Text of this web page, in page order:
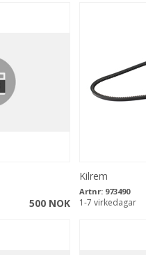
500 NOK
Kilrem
Artnr: 973490
1-7 virkedagar